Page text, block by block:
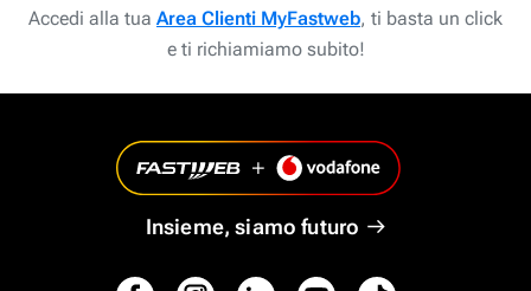
Accedi alla tua Area Clienti MyFastweb, ti basta un click
e ti richiamiamo subito!
Insieme, siamo futuro